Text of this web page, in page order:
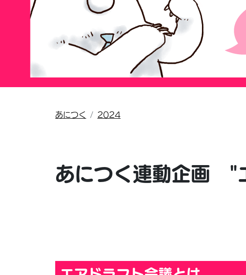
あにつく 2024
あにつく連動企画 "